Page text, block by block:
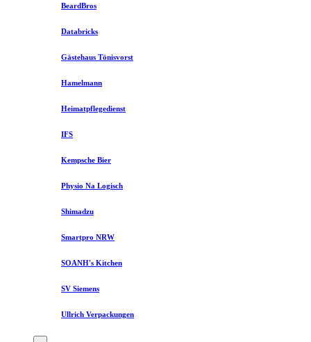
BeardBros
Databricks
Gästehaus Tönisvorst
Hamelmann
Heimatpflegedienst
IFS
Kempsche Bier
Physio Na Logisch
Shimadzu
Smartpro NRW
SOANH's Kitchen
SV Siemens
Ullrich Verpackungen